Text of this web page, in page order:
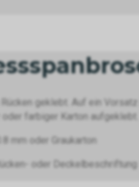
geklebt. Auf ein
farbiger Karton aufgeklebt.
mm oder Graukarton
oder Deckelbeschriftung